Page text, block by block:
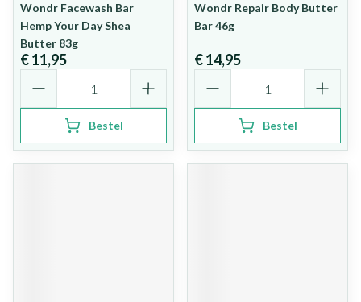
Wondr Facewash Bar
Hemp Your Day Shea
Butter 83g
€ 11,95
Bestel
Wondr Repair Body Butter
Bar 46g
€ 14,95
Bestel